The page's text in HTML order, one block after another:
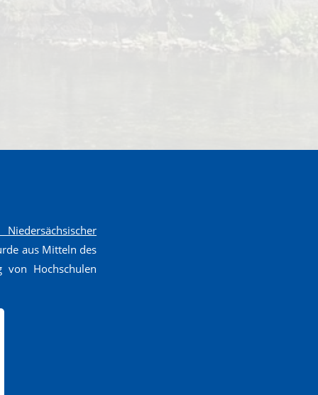
aus Mitteln des
von Hochschulen